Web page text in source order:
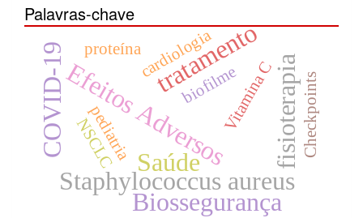
Palavras-chave
Efeitos Adversos
Saúde
tratamento
Staphylococcus aureus
fisioterapia
COVID-19
Biossegurança
Vitamina C Checkpoints
pediatria
NSCLC
cardiologia
biofilme
proteína